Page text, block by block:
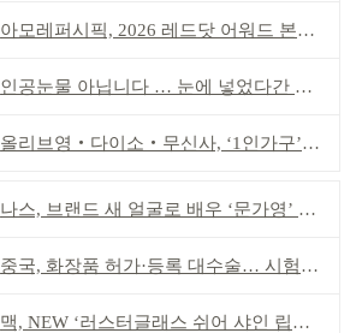
아모레퍼시픽, 2026 레드닷 어워드 본상 2개 수상
인공눈물 아닙니다 … 눈에 넣었다간 각막 손상
올리브영‧다이소‧무신사, ‘1인가구’가 이끈다
나스, 브랜드 새 얼굴로 배우 ‘문가영’ 발탁
중국, 화장품 허가·등록 대수술… 시험자료 공용 허용
맥, NEW ‘러스터글래스 쉬어 샤인 립스틱’ 출시